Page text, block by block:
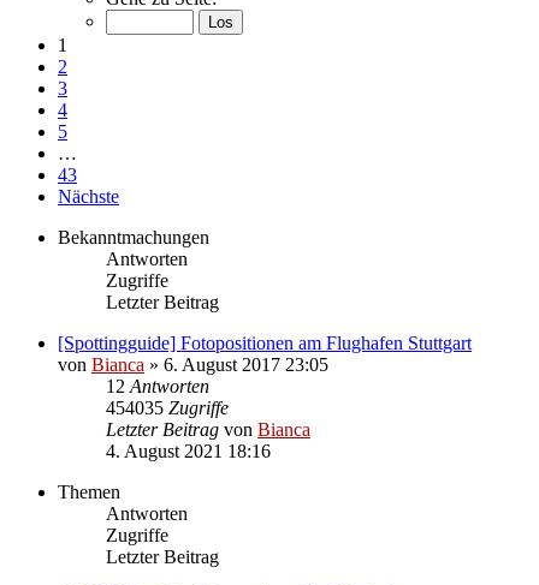
1
2
3
4
5
…
43
Nächste
Bekanntmachungen
Antworten
Zugriffe
Letzter Beitrag
[Spottingguide] Fotopositionen am Flughafen Stuttgart
von Bianca » 6. August 2017 23:05
12 Antworten
454035 Zugriffe
Letzter Beitrag von Bianca
4. August 2021 18:16
Themen
Antworten
Zugriffe
Letzter Beitrag